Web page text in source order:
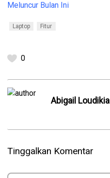
Meluncur Bulan Ini
Laptop Fitur
0
Abigail Loudikia
Tinggalkan Komentar